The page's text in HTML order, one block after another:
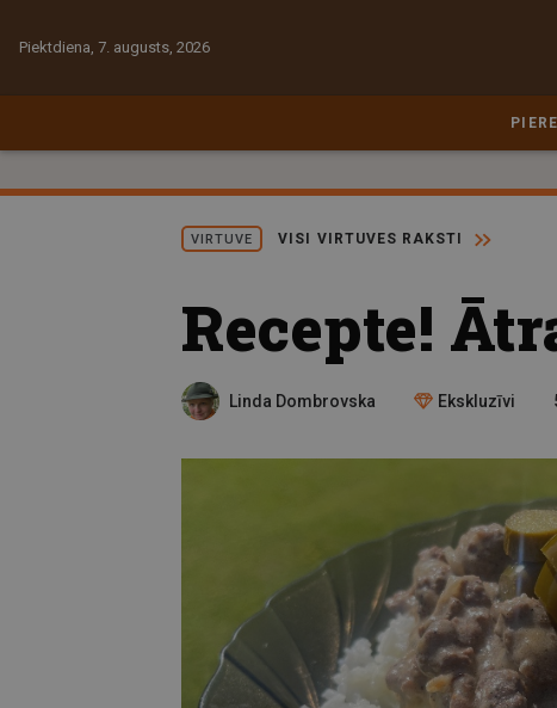
Piektdiena, 7. augusts, 2026
VIRTUVE VISI VIRTUVES RAKSTI
Recepte!
Linda Dombrovska Ekskluzīvi